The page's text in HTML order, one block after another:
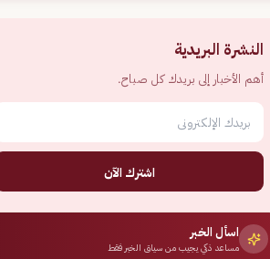
النشرة البريدية
أهم الأخبار إلى بريدك كل صباح.
اشترك الآن
اسأل الخبر
مساعد ذكي يجيب من سياق الخبر فقط